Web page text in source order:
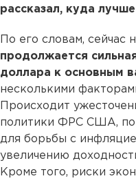
рассказал, куда
По его словам, сейчас
продолжается
доллара к основным
несколькими
Происходит
политики ФРС США,
для борьбы с
увеличению
Кроме того, риски